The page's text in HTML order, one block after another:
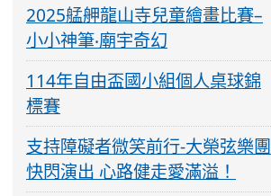
2025艋舺龍山寺兒童繪畫比賽–
小小神筆‧廟宇奇幻
114年自由盃國小組個人桌球錦
標賽
支持障礙者微笑前行-大榮弦樂團
快閃演出 心路健走愛滿溢！